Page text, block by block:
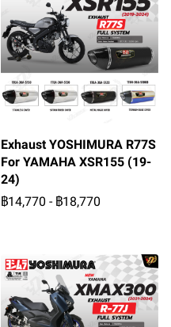
Exhaust YOSHIMURA R77S
For YAMAHA XSR155 (19-
24)
฿14,770 - ฿18,770